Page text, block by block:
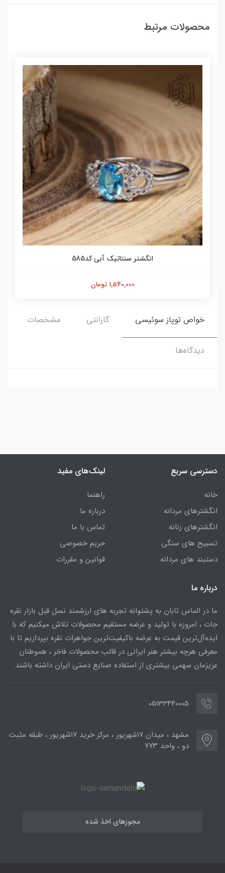
محصولات مرتبط
انگشتر سنتاتیک آبی کد585
1,540,000 تومان
خواص توپاز سوئیسی گارانتی مشخصات
دیدگاه‌ها
دسترسی سریع
خانه
انگشترهای مردانه
انگشترهای زنانه
تسبیح های سنگی
دستبند های مردانه
لینک‌های مفید
راهنما
درباره ما
تماس با ما
حریم خصوصی
قوانین و مقررات
درباره ما
ما در الماس تابان به پشتوانه تجربه های ارزشمند نسل قبل بازار نقره
جات ، امروزه با تولید و عرضه مستقیم محصولات تلاش میکنیم که با
ایده‌آل‌ترین قیمت به عرضه باکیفیت‌ترین جواهرات نقره بپردازیم تا با
معرفی هرچه بیشتر هنر ایرانی در قالب محصولات فاخر ، هموطنان
عزیزمان سهمی بیشتری از استفاده صنایع دستی ایران داشته باشند.
05133440005
مشهد ، میدان ۱۷شهریور ، مرکز خرید ۱۷شهریور ، طبقه مثبت
دو ، واحد ۷۷۳
مجوزهای اخذ شده